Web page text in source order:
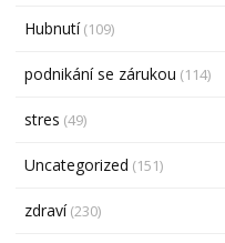
Hubnutí(109)
podnikání se zárukou (114)
stres (49)
Uncategorized (151)
zdraví(230)